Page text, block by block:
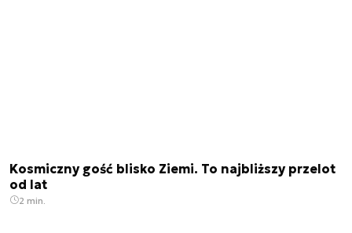
Kosmiczny gość blisko Ziemi. To najbliższy przelot
od lat
2 min.